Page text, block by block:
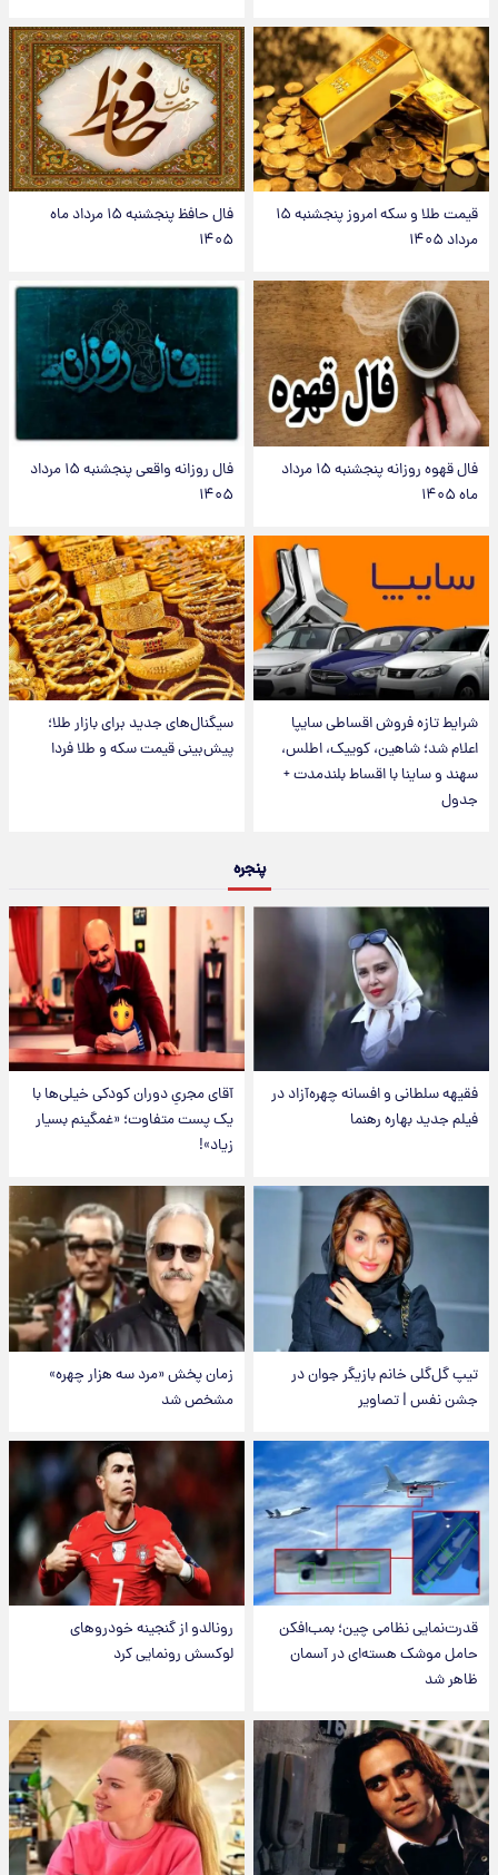
قیمت طلا و سکه امروز پنجشنبه ۱۵
مرداد ۱۴۰۵
فال حافظ پنجشنبه ۱۵ مرداد ماه
۱۴۰۵
فال قهوه روزانه پنجشنبه ۱۵ مرداد
ماه ۱۴۰۵
فال روزانه واقعی پنجشنبه ۱۵ مرداد
۱۴۰۵
شرایط تازه فروش اقساطی سایپا
اعلام شد؛ شاهین، کوییک، اطلس،
سهند و ساینا با اقساط بلندمدت +
جدول
سیگنال‌های جدید برای بازار طلا؛
پیش‌بینی قیمت سکه و طلا فردا
پنجره
فقیهه سلطانی و افسانه چهره‌آزاد در
فیلم جدید بهاره رهنما
آقای مجریِ دوران کودکی خیلی‌ها با
یک پست متفاوت؛ «غمگینم بسیار
زیاد»!
تیپ گل‌گلی خانم بازیگر جوان در
جشن نفس | تصاویر
زمان پخش «مرد سه هزار چهره»
مشخص شد
قدرت‌نمایی نظامی چین؛ بمب‌افکن
حامل موشک هسته‌ای در آسمان
ظاهر شد
رونالدو از گنجینه خودروهای
لوکسش رونمایی کرد